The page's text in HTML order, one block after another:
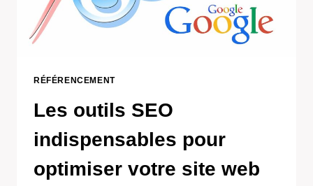
NOM
DE
PERFORMANCE
SITE
RÉFÉRENCEMENT
Les outils SEO
indispensables pour
optimiser votre site web